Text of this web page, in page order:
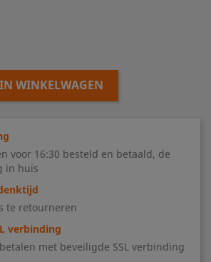
IN WINKELWAGEN
voor 16:30 besteld en betaald, de
in huis
te retourneren
verbinding
met beveiligde SSL verbinding